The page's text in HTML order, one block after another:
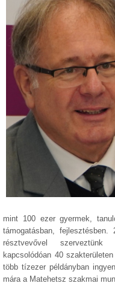
mint 100 ezer gyermek,
támogatásban,
résztvevővel szerveztünk
kapcsolódóan 40
több tízezer példányban
mára a Matehetsz szakmai